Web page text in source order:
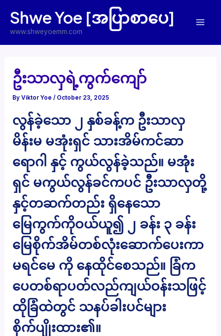
content
Shwe Yoe [အပြာစာပေ]
www.shweyoemm.com
ဦးသာလှရဲ့ကွက်ကျော်
ByViktor Yoe/ October 23, 2025
လွန်ခဲ့သော ၂ နှစ်ခန့်က ဦးသာလှ
မိန်းမ မအုံးရှင် သားအိမ်ကင်ဆာ
ရောဂါ နှင့် ကွယ်လွန်ခဲ့သည်။ မအုံး
ရှင် မကွယ်လွန်ခင်ကပင် ဦးသာလှတို့
နှင့်တဆက်တည်း ရှိနေသော
မြေကွက်ကိုဝယ်ယူ၍ ၂ ခန်း ၃ ခန်း
မြေစိုက်အိမ်တစ်လုံးဆောက်ပေးကာ
မရင်မေ ကို နေထိုင်စေသည်။ ခြံက
ပေတစ်ရာပတ်လည်ကျယ်ဝန်းသဖြင့်
ထိုခြံထဲတွင် သနပ်ခါးပင်များ
စိုက်ပျိုးထား၏။